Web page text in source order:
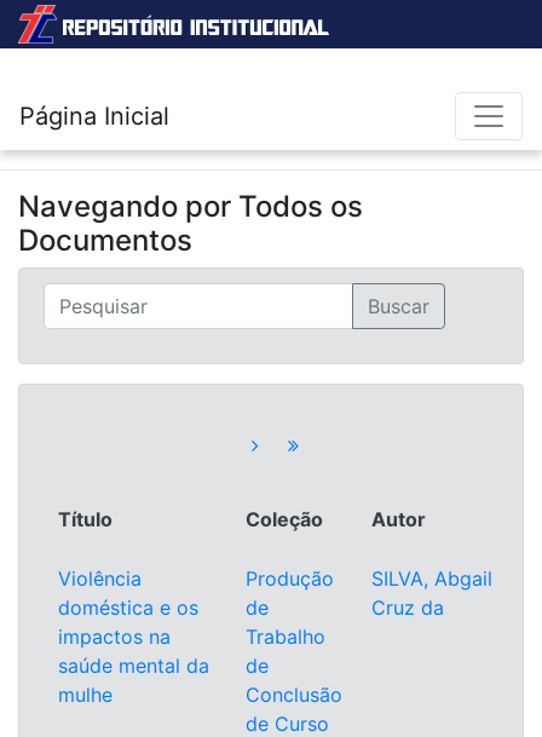
Página Inicial
Navegando por Todos os
Documentos
Título Coleção Autor
Violência
doméstica e os
impactos na
saúde mental da
mulhe
Produção
de
Trabalho
de
Conclusão
de Curso
SILVA, Abgail
Cruz da